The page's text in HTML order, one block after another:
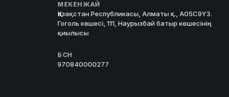
МЕКЕНЖАЙ
Қазақстан Республикасы, Алматы қ., A05C9Y3.
Гоголь көшесі, 111, Наурызбай батыр көшесінің
қиылысы
БСН
970840000277